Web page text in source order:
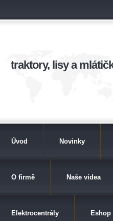
traktory, lisy a
Úvod Novinky
O firmě Naše videa
Elektrocentrály Eshop